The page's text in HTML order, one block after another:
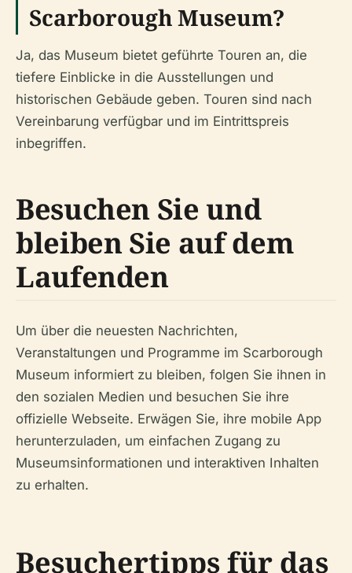
Scarborough Museum?
Ja, das Museum bietet geführte Touren an, die
tiefere Einblicke in die Ausstellungen und
historischen Gebäude geben. Touren sind nach
Vereinbarung verfügbar und im Eintrittspreis
inbegriffen.
Besuchen Sie und
bleiben Sie auf dem
Laufenden
Um über die neuesten Nachrichten,
Veranstaltungen und Programme im Scarborough
Museum informiert zu bleiben, folgen Sie ihnen in
den sozialen Medien und besuchen Sie ihre
offizielle Webseite. Erwägen Sie, ihre mobile App
herunterzuladen, um einfachen Zugang zu
Museumsinformationen und interaktiven Inhalten
zu erhalten.
Besuchertipps für das